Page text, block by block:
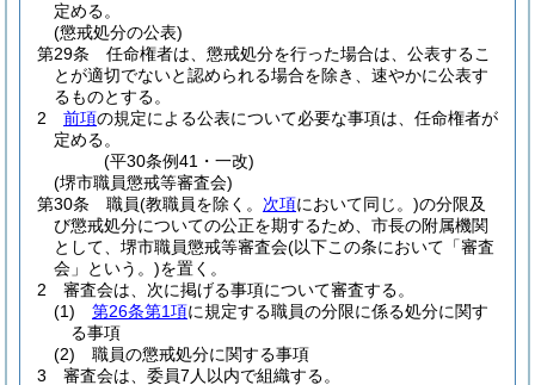
定める。
(懲戒処分の公表)
第29条
任命権者は、懲戒処分を行った場合は、公表するこ
とが適切でないと認められる場合を除き、速やかに公表す
るものとする。
2
前項の規定による公表について必要な事項は、任命権者が
定める。
(平30条例41・一改)
(堺市職員懲戒等審査会)
第30条
職員(教職員を除く。 次項において同じ。)の分限及
び懲戒処分についての公正を期するため、市長の附属機関
として、堺市職員懲戒等審査会(以下この条において「審査
会」という。)を置く。
2
審査会は、次に掲げる事項について審査する。
(1)
第26条第1項に規定する職員の分限に係る処分に関す
る事項
(2)
職員の懲戒処分に関する事項
3
審査会は、委員7人以内で組織する。